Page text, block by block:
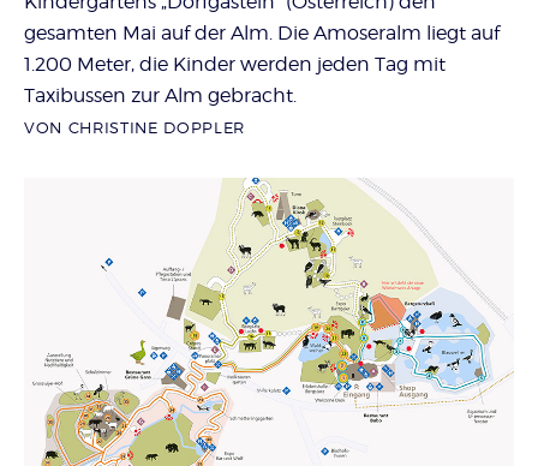
gesamten Mai auf der Alm. Die Amoseralm liegt auf
1.200 Meter, die Kinder werden jeden Tag mit
Taxibussen zur Alm gebracht.
VON CHRISTINE DOPPLER